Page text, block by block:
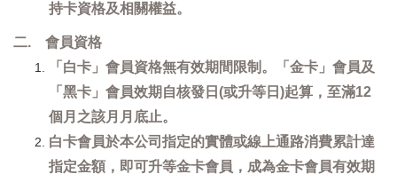
持卡資格及相關權益。
二. 會員資格
「白卡」會員資格無有效期間限制。「金卡」會員及
「黑卡」會員效期自核發日(或升等日)起算，至滿12
個月之該月月底止。
白卡會員於本公司指定的實體或線上通路消費累計達
指定金額，即可升等金卡會員，成為金卡會員有效期